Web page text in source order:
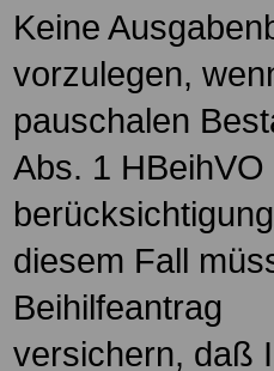
Keine
vorzulegen,
pauschalen
Abs. 1 HBeihVO
diesem Fall
Beihilfeantrag
versichern, daß